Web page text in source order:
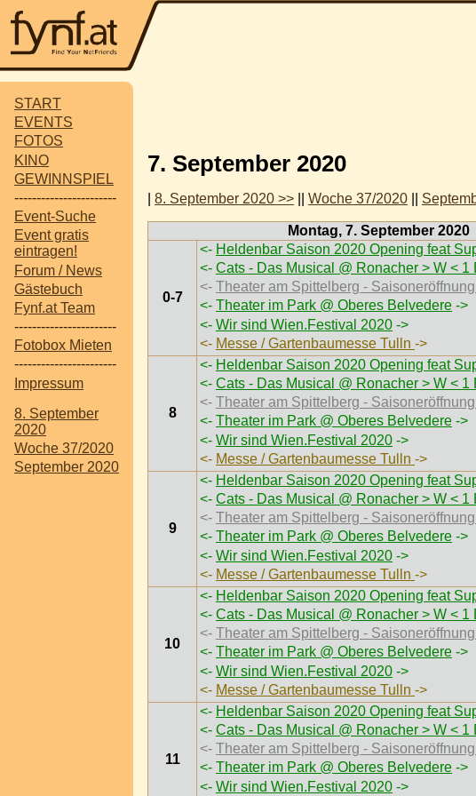
START
EVENTS
FOTOS
KINO
GEWINNSPIEL
-----------------------
Event-Suche
Event gratis
eintragen!
Forum / News
Gästebuch
Fynf.at Team
-----------------------
Fotobox Mieten
-----------------------
Impressum
8. September
2020
Woche 37/2020
September 2020
7. September 2020
8. September 2020 >> Woche 37/2020
Montag, 7. September 2020
0-7
<- Heldenbar Saison 2020 Opening feat
<- Cats - Das Musical @ Ronacher > W < 1
<- Theater am Spittelberg -
<- Theater im Park @ Oberes Belvedere ->
<- Wir sind Wien.Festival 2020 ->
<- Messe / Gartenbaumesse Tulln ->
8
<- Heldenbar Saison 2020 Opening feat
<- Cats - Das Musical @ Ronacher > W < 1
<- Theater am Spittelberg -
<- Theater im Park @ Oberes Belvedere ->
<- Wir sind Wien.Festival 2020 ->
<- Messe / Gartenbaumesse Tulln ->
9
<- Heldenbar Saison 2020 Opening feat
<- Cats - Das Musical @ Ronacher > W < 1
<- Theater am Spittelberg -
<- Theater im Park @ Oberes Belvedere ->
<- Wir sind Wien.Festival 2020 ->
<- Messe / Gartenbaumesse Tulln ->
10
<- Heldenbar Saison 2020 Opening feat
<- Cats - Das Musical @ Ronacher > W < 1
<- Theater am Spittelberg -
<- Theater im Park @ Oberes Belvedere ->
<- Wir sind Wien.Festival 2020 ->
<- Messe / Gartenbaumesse Tulln ->
11
<- Heldenbar Saison 2020 Opening feat
<- Cats - Das Musical @ Ronacher > W < 1
<- Theater am Spittelberg -
<- Theater im Park @ Oberes Belvedere ->
<- Wir sind Wien.Festival 2020 ->